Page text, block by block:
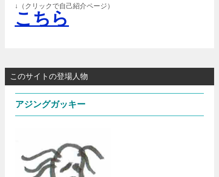
↓（クリックで自己紹介ページ）
こちら
このサイトの登場人物
アジングガッキー